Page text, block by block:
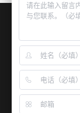
产品中心